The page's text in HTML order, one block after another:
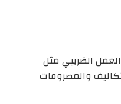
الضريبي مثل
والمصروفات